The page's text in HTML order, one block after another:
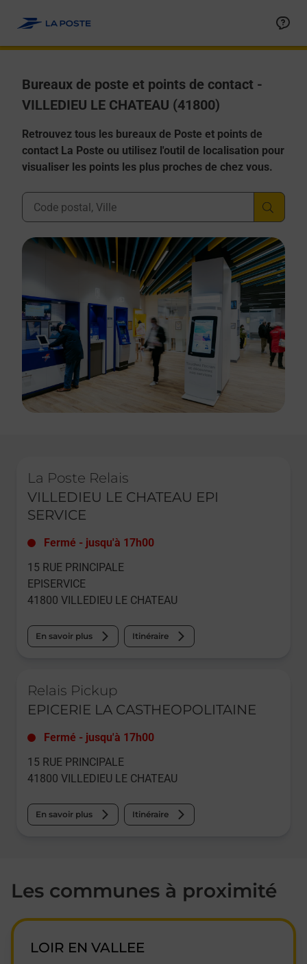
Bureaux de poste et points de contact -
VILLEDIEU LE CHATEAU (41800)
Retrouvez tous les bureaux de Poste et points de
contact La Poste ou utilisez l'outil de localisation pour
visualiser les points les plus proches de chez vous.
Ville, Département, Code Postal
La Poste Relais
VILLEDIEU LE CHATEAU EPI
SERVICE
Fermé - jusqu'à 17h00
15 RUE PRINCIPALE
EPISERVICE
41800 VILLEDIEU LE CHATEAU
En savoir plus Itinéraire
Relais Pickup
EPICERIE LA CASTHEOPOLITAINE
Fermé - jusqu'à 17h00
15 RUE PRINCIPALE
41800 VILLEDIEU LE CHATEAU
En savoir plus Itinéraire
Les communes à proximité
LOIR EN VALLEE